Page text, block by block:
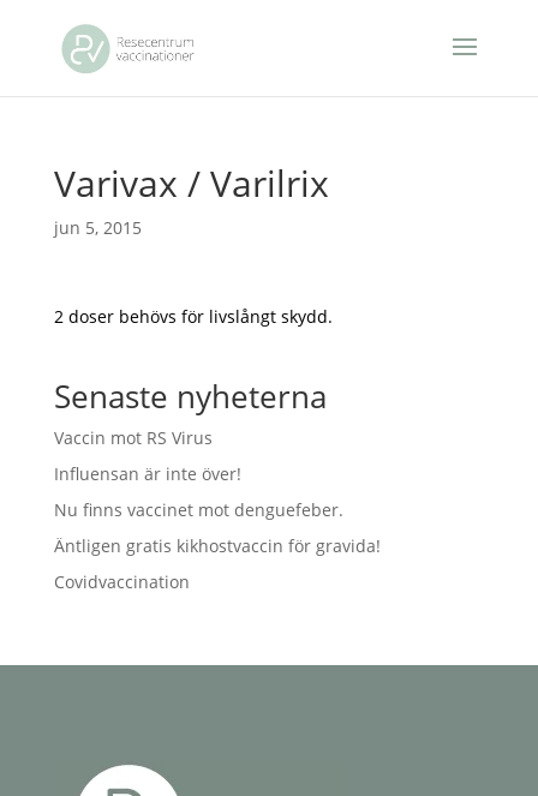
Varivax / Varilrix
jun 5, 2015
2 doser behövs för livslångt skydd.
Senaste nyheterna
Vaccin mot RS Virus
Influensan är inte över!
Nu finns vaccinet mot denguefeber.
Äntligen gratis kikhostvaccin för gravida!
Covidvaccination